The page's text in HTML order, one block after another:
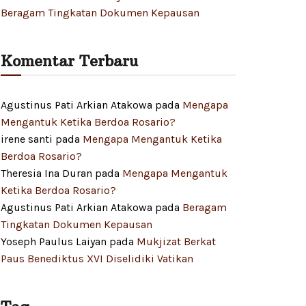
Beragam Tingkatan Dokumen Kepausan
Komentar Terbaru
Agustinus Pati Arkian Atakowa pada Mengapa
Mengantuk Ketika Berdoa Rosario?
irene santi pada Mengapa Mengantuk Ketika
Berdoa Rosario?
Theresia Ina Duran pada Mengapa Mengantuk
Ketika Berdoa Rosario?
Agustinus Pati Arkian Atakowa pada Beragam
Tingkatan Dokumen Kepausan
Yoseph Paulus Laiyan pada Mukjizat Berkat
Paus Benediktus XVI Diselidiki Vatikan